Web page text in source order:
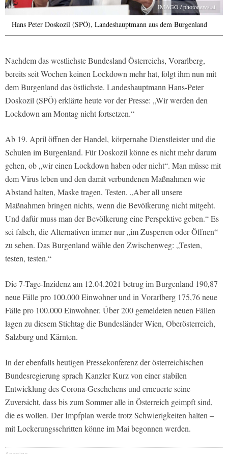
IMAGO / photonews.at
Hans Peter Doskozil (SPÖ), Landeshauptmann aus dem Burgenland
Nachdem das westlichste Bundesland Österreichs, Vorarlberg,
bereits seit Wochen keinen Lockdown mehr hat, folgt ihm nun mit
dem Burgenland das östlichste. Landeshauptmann Hans-Peter
Doskozil (SPÖ) erklärte heute vor der Presse: „Wir werden den
Lockdown am Montag nicht fortsetzen.“
Ab 19. April öffnen der Handel, körpernahe Dienstleister und die
Schulen im Burgenland. Für Doskozil könne es nicht mehr darum
gehen, ob „wir einen Lockdown haben oder nicht“. Man müsse mit
dem Virus leben und den damit verbundenen Maßnahmen wie
Abstand halten, Maske tragen, Testen. „Aber all unsere
Maßnahmen bringen nichts, wenn die Bevölkerung nicht mitgeht.
Und dafür muss man der Bevölkerung eine Perspektive geben.“ Es
sei falsch, die Alternativen immer nur „im Zusperren oder Öffnen“
zu sehen. Das Burgenland wähle den Zwischenweg: „Testen,
testen, testen.“
Die 7-Tage-Inzidenz am 12.04.2021 betrug im Burgenland 190,87
neue Fälle pro 100.000 Einwohner und in Vorarlberg 175,76 neue
Fälle pro 100.000 Einwohner. Über 200 gemeldeten neuen Fällen
lagen zu diesem Stichtag die Bundesländer Wien, Oberösterreich,
Salzburg und Kärnten.
In der ebenfalls heutigen Pressekonferenz der österreichischen
Bundesregierung sprach Kanzler Kurz von einer stabilen
Entwicklung des Corona-Geschehens und erneuerte seine
Zuversicht, dass bis zum Sommer alle in Österreich geimpft sind,
die es wollen. Der Impfplan werde trotz Schwierigkeiten halten –
mit Lockerungsschritten könne im Mai begonnen werden.